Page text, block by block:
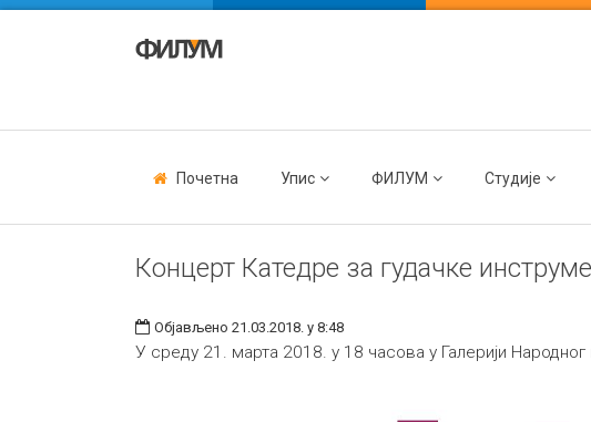
Почетна Упис ФИЛУМ Студије
Концерт Катедре за гудачке
Објављено 21.03.2018. у 8:48
У среду 21. марта 2018. у 18 часова у Галерији